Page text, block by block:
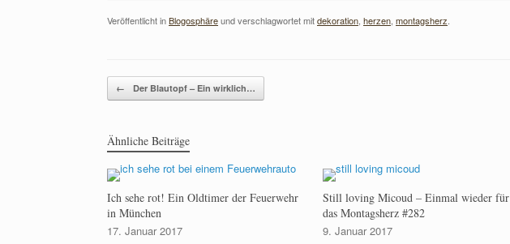
Veröffentlicht inBlogosphäreund verschlagwortet mitdekoration herzen montagsherz
Beitragsnavigation
← Der Blautopf – Ein wirklich…
Ähnliche Beiträge
Ich sehe rot! Ein Oldtimer der Feuerwehr
in München
17. Januar 2017
Still loving Micoud – Einmal wieder für
das Montagsherz #282
9. Januar 2017